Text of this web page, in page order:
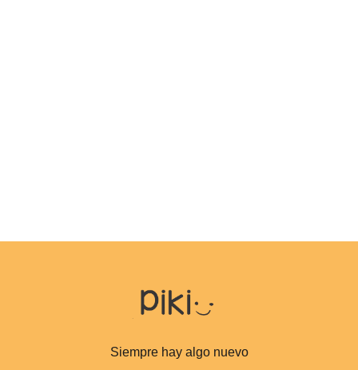
Siempre hay algo nuevo